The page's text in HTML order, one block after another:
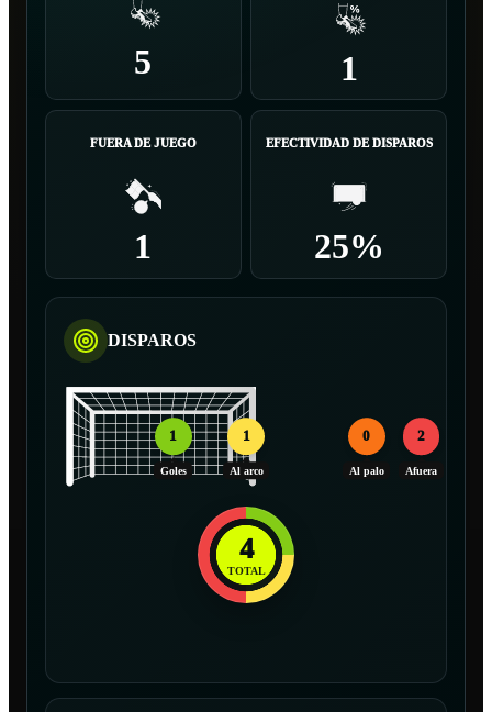
5 1
FUERA DE JUEGO
1
EFECTIVIDAD DE DISPAROS
25%
DISPAROS
1
Goles
1
Al arco
0
Al palo
2
Afuera
4
TOTAL